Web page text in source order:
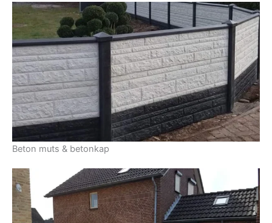
Beton muts & betonkap